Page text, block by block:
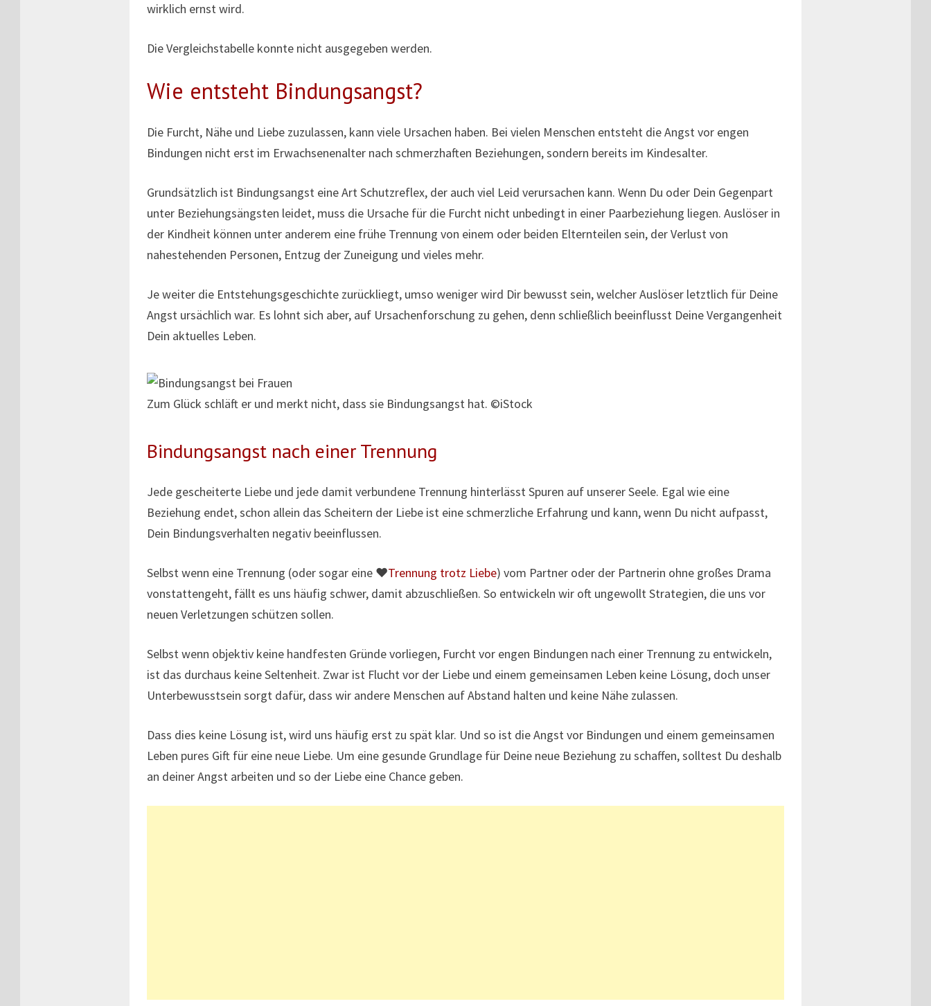
wirklich ernst wird.
Die Vergleichstabelle konnte nicht ausgegeben werden.
Wie entsteht Bindungsangst?
Die Furcht, Nähe und Liebe zuzulassen, kann viele Ursachen haben. Bei vielen Menschen entsteht die Angst vor engen
Bindungen nicht erst im Erwachsenenalter nach schmerzhaften Beziehungen, sondern bereits im Kindesalter.
Grundsätzlich ist Bindungsangst eine Art Schutzreflex, der auch viel Leid verursachen kann. Wenn Du oder Dein Gegenpart
unter Beziehungsängsten leidet, muss die Ursache für die Furcht nicht unbedingt in einer Paarbeziehung liegen. Auslöser in
der Kindheit können unter anderem eine frühe Trennung von einem oder beiden Elternteilen sein, der Verlust von
nahestehenden Personen, Entzug der Zuneigung und vieles mehr.
Je weiter die Entstehungsgeschichte zurückliegt, umso weniger wird Dir bewusst sein, welcher Auslöser letztlich für Deine
Angst ursächlich war. Es lohnt sich aber, auf Ursachenforschung zu gehen, denn schließlich beeinflusst Deine Vergangenheit
Dein aktuelles Leben.
Zum Glück schläft er und merkt nicht, dass sie Bindungsangst hat. ©iStock
Bindungsangst nach einer Trennung
Jede gescheiterte Liebe und jede damit verbundene Trennung hinterlässt Spuren auf unserer Seele. Egal wie eine
Beziehung endet, schon allein das Scheitern der Liebe ist eine schmerzliche Erfahrung und kann, wenn Du nicht aufpasst,
Dein Bindungsverhalten negativ beeinflussen.
Selbst wenn eine Trennung (oder sogar eine ♥Trennung trotz Liebe) vom Partner oder der Partnerin ohne großes Drama
vonstattengeht, fällt es uns häufig schwer, damit abzuschließen. So entwickeln wir oft ungewollt Strategien, die uns vor
neuen Verletzungen schützen sollen.
Selbst wenn objektiv keine handfesten Gründe vorliegen, Furcht vor engen Bindungen nach einer Trennung zu entwickeln,
ist das durchaus keine Seltenheit. Zwar ist Flucht vor der Liebe und einem gemeinsamen Leben keine Lösung, doch unser
Unterbewusstsein sorgt dafür, dass wir andere Menschen auf Abstand halten und keine Nähe zulassen.
Dass dies keine Lösung ist, wird uns häufig erst zu spät klar. Und so ist die Angst vor Bindungen und einem gemeinsamen
Leben pures Gift für eine neue Liebe. Um eine gesunde Grundlage für Deine neue Beziehung zu schaffen, solltest Du deshalb
an deiner Angst arbeiten und so der Liebe eine Chance geben.